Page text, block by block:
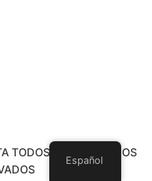
TODOS LOS DERECHOS
Español